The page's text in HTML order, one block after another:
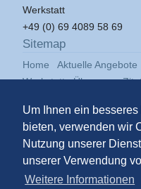
Um Ihnen ein
bieten, verwenden wir
Nutzung unserer
unserer Verwendung
Weitere Informationen
Werkstatt
+49 (0) 69 4089 58 69
Sitemap
Home Aktuelle Angebote
Werkstatt
Über uns
© 2026Pyritz Classics